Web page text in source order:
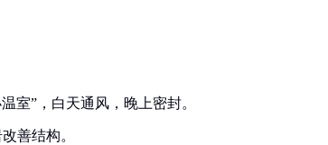
室”，白天通风，晚上密封。
善结构。